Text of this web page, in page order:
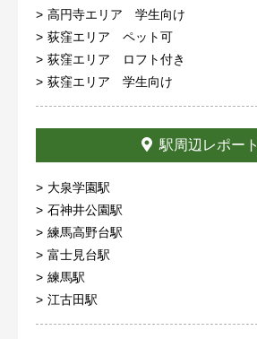
高円寺エリア 学生向け
荻窪エリア ペット可
荻窪エリア ロフト付き
荻窪エリア 学生向け
駅周辺レポート
大泉学園駅
石神井公園駅
練馬高野台駅
富士見台駅
練馬駅
江古田駅